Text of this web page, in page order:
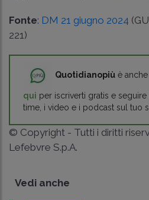
Fonte: DM 21 giugno 2024
221)
Quotidianopiù è anche
qui per iscriverti gratis e
time, i video e i podcast sul tuo
© Copyright - Tutti i diritti
Lefebvre S.p.A.
Vedi anche